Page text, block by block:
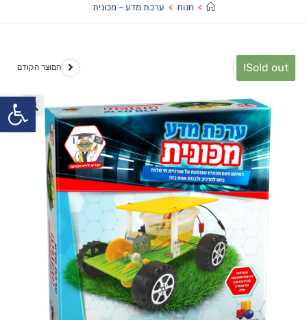
> חנות > ערכת מדע – מכונית
המוצר הקודם המוצר הבא
Sold out!